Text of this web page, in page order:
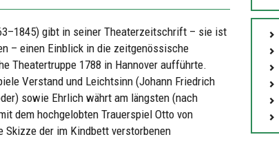
gibt in seiner Theaterzeitschrift – sie ist
– einen Einblick in die zeitgenössische
Theatertruppe 1788 in Hannover aufführte.
Verstand und Leichtsinn (Johann Friedrich
sowie Ehrlich währt am längsten (nach
dem hochgelobten Trauerspiel Otto von
der im Kindbett verstorbenen